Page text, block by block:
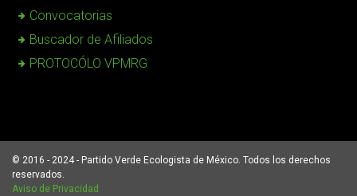
Convocatorias
Buscador de Afiliados
PROTOCÓLO VPMRG
© 2016 - 2024 - Partido Verde Ecologista de México. Todos los derechos
reservados.
Aviso de Privacidad